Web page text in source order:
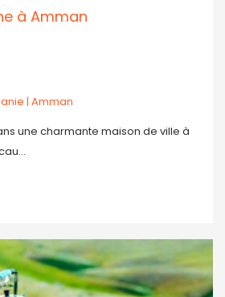
à Amman
| Amman
une charmante maison de ville à